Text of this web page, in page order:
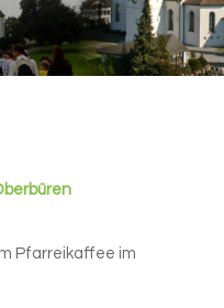
Pfarreikaffee im